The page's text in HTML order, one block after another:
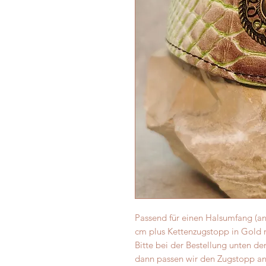
Passend für einen Halsumfang
cm plus Kettenzugstopp in Gold
Bitte bei der Bestellung unten
dann passen wir den Zugstopp an